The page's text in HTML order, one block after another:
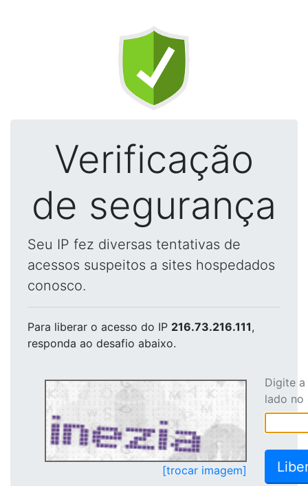
Verificação
de segurança
Seu IP fez diversas tentativas de
acessos suspeitos a sites hospedados
conosco.
Para liberar o acesso do IP 216.73.216.111,
responda ao desafio abaixo.
[trocar imagem]
Digite
lado no